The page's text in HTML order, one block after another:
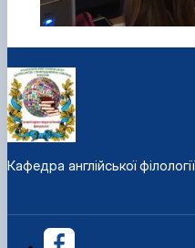
Кафедра англійської філології